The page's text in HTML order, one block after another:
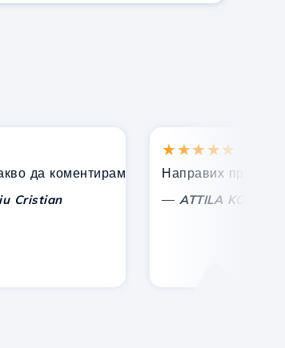
да коментирам, само да изразя
★★★★★
Направих правилния
ATTILA KOLES